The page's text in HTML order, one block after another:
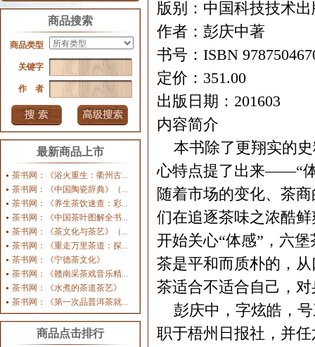
商品搜索
商品类型
关键字
作 者
最新商品上市
茶书网：《浴火重生：衢州古...
茶书网：《中国陶瓷辞典》（...
茶书网：《养生茶饮速查：彩...
茶书网：《中国茶叶图解全书...
茶书网：《茶文化与茶艺》（...
茶书网：《重走万里茶道：探...
茶书网：《宁德茶文化》
茶书网：《赣南采茶戏音乐精...
茶书网：《水煮的茶道茶艺》
茶书网：《第一次品普洱茶就...
商品点击排行
版别：中国科技技术
作者：彭庆中著
书号：ISBN
定价：351.00
出版日期：201603
内容简介
本书除了更翔实的史
心特点提了出来——“
随着市场的变化、茶
们在追逐茶味之浓酷
开始关心“体感”，六
茶是平和而质朴的，
茶适合不适合自己，
彭庆中，字炫皓，号
职于梧州日报社，并